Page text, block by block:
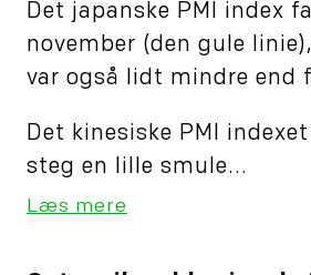
Det japanske PMI index
november (den gule
var også lidt mindre end
Det kinesiske PMI
steg en lille smule...
Læs mere